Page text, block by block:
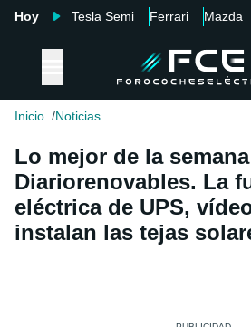
Hoy Tesla Semi Ferrari Mazda
Inicio Noticias
Lo mejor de la
Diariorenovables. La
eléctrica de UPS,
instalan las tejas